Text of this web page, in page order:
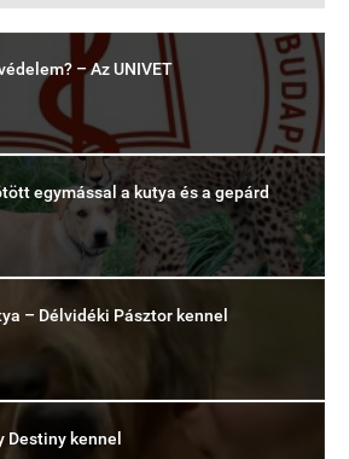
– Az UNIVET
egymással a kutya és a gepárd
– Délvidéki Pásztor kennel
Destiny kennel